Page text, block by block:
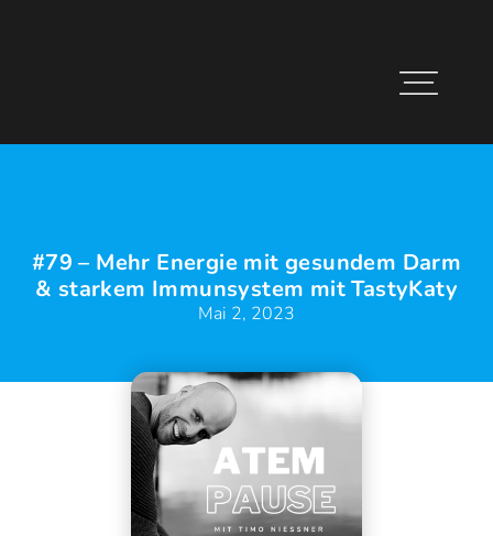
#79 – Mehr Energie mit gesundem Darm
& starkem Immunsystem mit TastyKaty
Mai 2, 2023